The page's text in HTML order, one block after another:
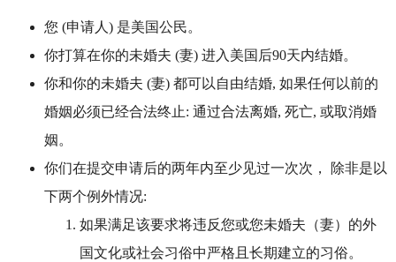
您 (申请人) 是美国公民。
你打算在你的未婚夫 (妻) 进入美国后90天内结婚。
你和你的未婚夫 (妻) 都可以自由结婚, 如果任何以前的
婚姻必须已经合法终止: 通过合法离婚, 死亡, 或取消婚
姻。
你们在提交申请后的两年内至少见过一次次， 除非是以
下两个例外情况:
如果满足该要求将违反您或您未婚夫（妻）的外
国文化或社会习俗中严格且长期建立的习俗。